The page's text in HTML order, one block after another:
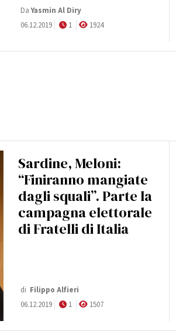
DaYasmin Al Diry
06.12.2019
1 1924
Sardine, Meloni:
“Finiranno mangiate
dagli squali”. Parte la
campagna elettorale
di Fratelli di Italia
di Filippo Alfieri
06.12.2019
1 1507